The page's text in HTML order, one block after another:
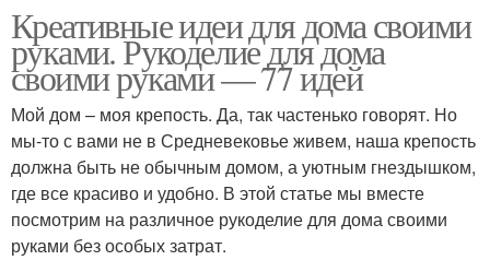
Креативные идеи для дома своими
руками. Рукоделие для дома
своими руками — 77 идей
Мой дом – моя крепость. Да, так частенько говорят. Но
мы-то с вами не в Средневековье живем, наша крепость
должна быть не обычным домом, а уютным гнездышком,
где все красиво и удобно. В этой статье мы вместе
посмотрим на различное рукоделие для дома своими
руками без особых затрат.